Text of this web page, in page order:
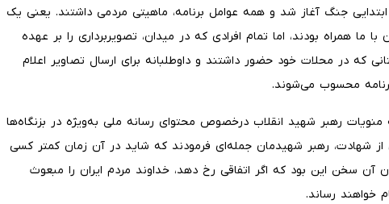
ابتدایی جنگ آغاز شد و همه عوامل برنامه، ماهیتی مردمی داشتند. یعنی یک
ما همراه بودند، اما تمام افرادی که در میدان، تصویربرداری را بر عهده
که در محلات خود حضور داشتند و داوطلبانه برای ارسال تصاویر اعلام
محسوب می‌شوند.
رهبر شهید انقلاب درخصوص محتوای رسانه ملی به‌ویژه در بزنگاه‌ها
۴۰ تا ۵۰ روز پیش از شهادت، رهبر شهیدمان جمله‌ای فرمودند که شاید در آن زمان کمتر کسی
سخن این بود که اگر اتفاقی رخ دهد، خداوند مردم ایران را مبعوث
خواهند رساند.